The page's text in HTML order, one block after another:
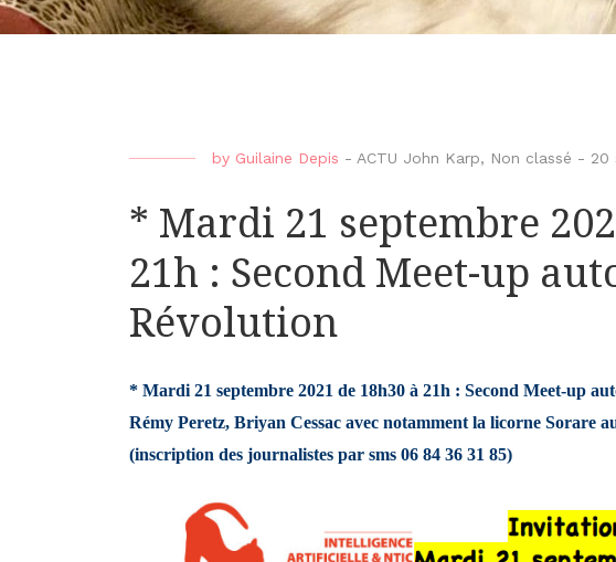
by Guilaine Depis - ACTU John Karp, Non classé - 20
* Mardi 21 septembre
21h : Second Meet-up
Révolution
* Mardi 21 septembre 2021 de 18h30 à 21h : Second Meet-up
Rémy Peretz, Briyan Cessac avec notamment la licorne Sorare
(inscription des journalistes par sms 06 84 36 31 85)